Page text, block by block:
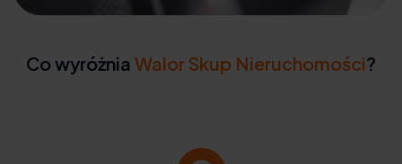
Co wyróżnia Walor Skup Nieruchomości?